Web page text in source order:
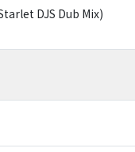
DJS Dub Mix)